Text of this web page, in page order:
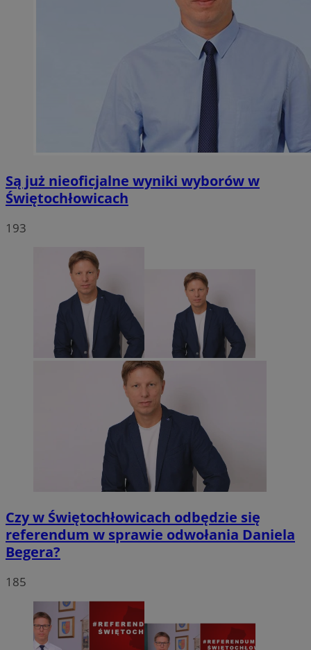
Są już nieoficjalne wyniki wyborów w
Świętochłowicach
193
Czy w Świętochłowicach odbędzie się
referendum w sprawie odwołania Daniela
Begera?
185